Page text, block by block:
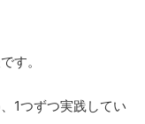
す。
1つずつ実践してい